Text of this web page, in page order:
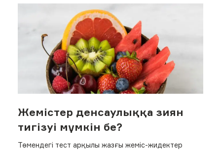
Жемістер денсаулыққа зиян
тигізуі мүмкін бе?
Төмендегі тест арқылы жазғы жеміс-жидектер